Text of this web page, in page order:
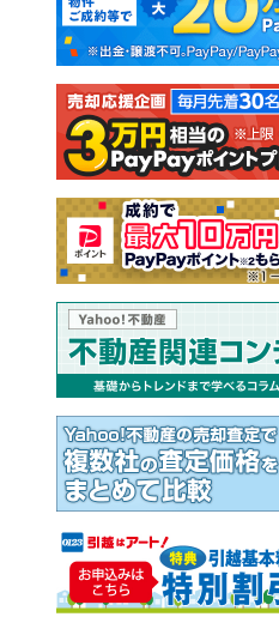
新築一戸建て
注文住宅
売却査定